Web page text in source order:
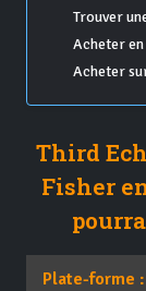
Trouver
Acheter
Acheter
Third
Fisher
Plate-forme :